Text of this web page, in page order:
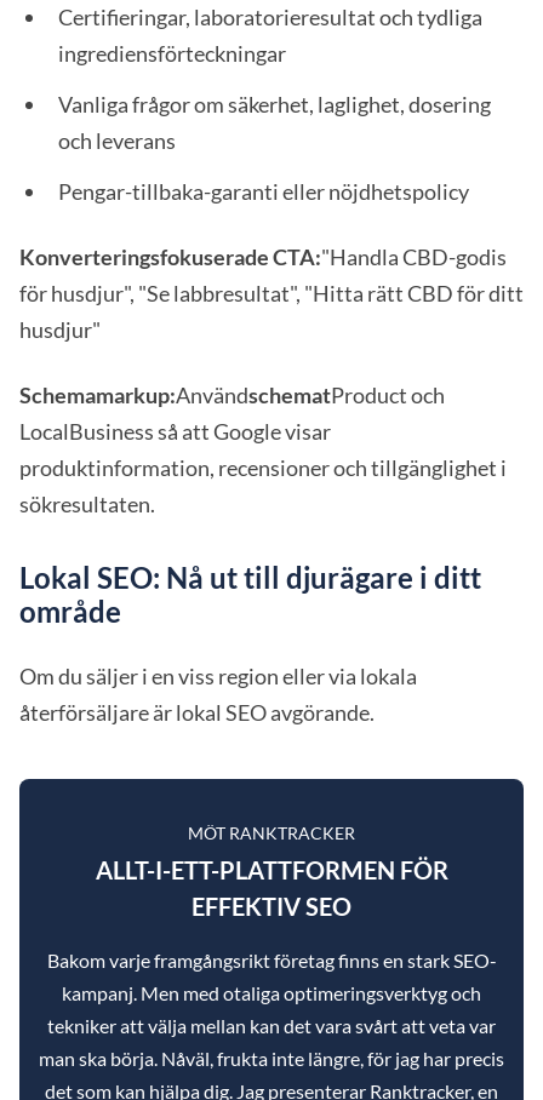
Certifieringar, laboratorieresultat och tydliga
ingrediensförteckningar
Vanliga frågor om säkerhet, laglighet, dosering
och leverans
Pengar-tillbaka-garanti eller nöjdhetspolicy
Konverteringsfokuserade CTA:"Handla CBD-godis
för husdjur", "Se labbresultat", "Hitta rätt CBD för ditt
husdjur"
Schemamarkup:AnvändschematProduct och
LocalBusiness så att Google visar
produktinformation, recensioner och tillgänglighet i
sökresultaten.
Lokal SEO: Nå ut till djurägare i ditt
område
Om du säljer i en viss region eller via lokala
återförsäljare är lokal SEO avgörande.
MÖT RANKTRACKER
ALLT-I-ETT-PLATTFORMEN FÖR
EFFEKTIV SEO
Bakom varje framgångsrikt företag finns en stark SEO-
kampanj. Men med otaliga optimeringsverktyg och
tekniker att välja mellan kan det vara svårt att veta var
man ska börja. Nåväl, frukta inte längre, för jag har precis
det som kan hjälpa dig. Jag presenterar Ranktracker, en